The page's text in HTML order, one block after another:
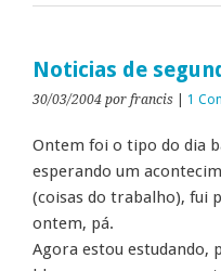
Noticias de
30/03/2004 por francis 1
Ontem foi o tipo do dia
esperando um
(coisas do trabalho), fui
ontem, pá.
Agora estou estudando,